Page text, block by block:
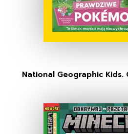
National Geographic Kids.